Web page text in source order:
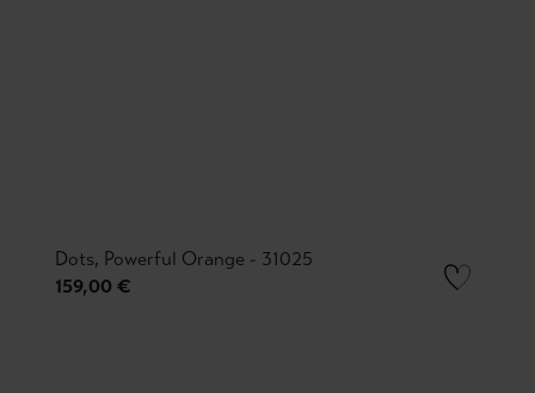
Dots, Powerful Orange - 31025
159,00 €